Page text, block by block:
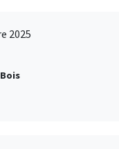
2025